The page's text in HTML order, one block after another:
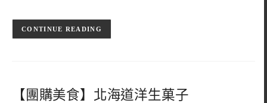
CONTINUE READING
【團購美食】北海道洋生菓子